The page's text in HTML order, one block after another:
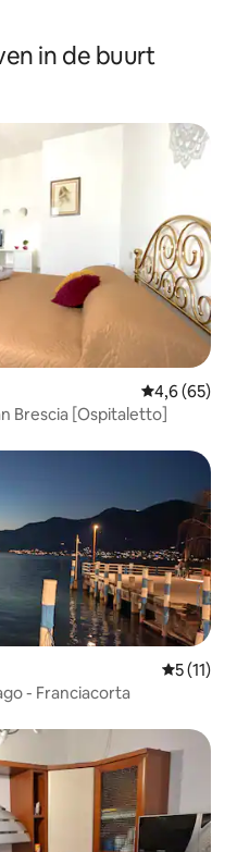
in de buurt
Gemiddelde
4,6 (65)
Brescia [Ospitaletto]
5 (11)
- Franciacorta